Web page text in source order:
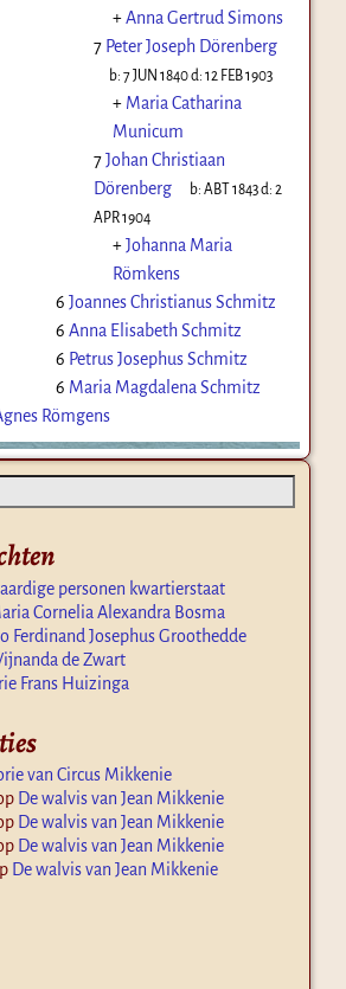
+Anna Gertrud Simons
7 Peter Joseph Dörenberg
b:7 JUN 1840d:12 FEB 1903
+ Maria Catharina
Municum
7Johan Christiaan
Dörenberg
b:ABT 1843d:2
APR 1904
+Johanna Maria
Römkens
6 Joannes Christianus Schmitz
6 Anna Elisabeth Schmitz
6 Petrus Josephus Schmitz
6 Maria Magdalena Schmitz
Römgens
personen kwartierstaat
Cornelia Alexandra Bosma
Ferdinand Josephus Groothedde
de Zwart
Frans Huizinga
van Circus Mikkenie
De walvis van Jean Mikkenie
De walvis van Jean Mikkenie
De walvis van Jean Mikkenie
De walvis van Jean Mikkenie